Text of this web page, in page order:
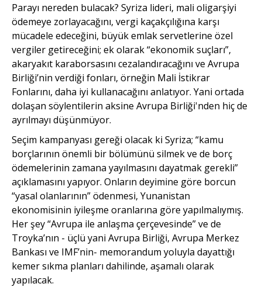
Parayı nereden bulacak? Syriza lideri, mali oligarşiyi
ödemeye zorlayacağını, vergi kaçakçılığına karşı
mücadele edeceğini, büyük emlak servetle­rine özel
vergiler getireceğini; ek olarak “ekonomik suçları”,
akar­yakıt karaborsasını cezalandıra­cağını ve Avrupa
Birliği’nin ver­diği fonları, örneğin Mali İstikrar
Fonlarını, daha iyi kullanacağını anlatıyor. Yani ortada
dolaşan söylentilerin aksine Avrupa Birli­ği'nden hiç de
ayrılmayı düşün­müyor.
Seçim kampanyası gereği olacak ki Syriza; “kamu
borçlarının önemli bir bölümünü silmek ve de borç
ödemelerinin zamana yayılmasını dayatmak gerekli”
açıklamasını yapıyor. Onların deyimine göre borcun
“yasal olanlarının” ödenmesi, Yunanistan
ekonomisinin iyileşme oranlarına göre yapılmalıymış.
Her şey “Avrupa ile anlaşma çerçevesinde” ve de
Troyka’nın - üçlü yani Avrupa Birliği, Avrupa Merkez
Bankası ve IMF’nin- memorandum yoluyla dayattığı
kemer sıkma planları dahilinde, aşamalı olarak
yapılacak.